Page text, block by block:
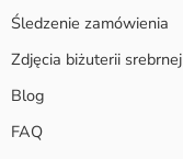
Śledzenie zamówienia
Zdjęcia biżuterii srebrnej
Blog
FAQ